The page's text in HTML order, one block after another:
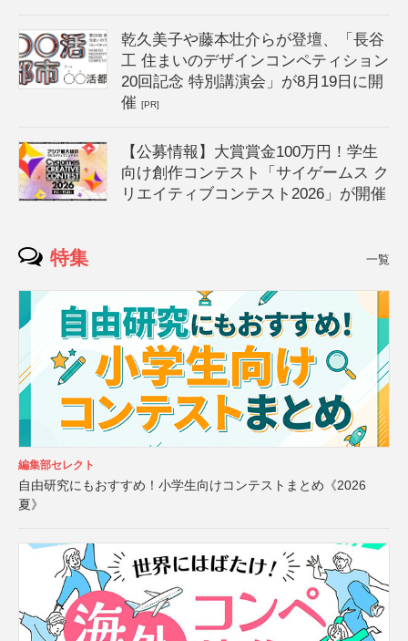
乾久美子や藤本壮介らが登壇、「長谷
工 住まいのデザインコンペティション
20回記念 特別講演会」が8月19日に開
催[PR]
【公募情報】大賞賞金100万円！学生
向け創作コンテスト「サイゲームス ク
リエイティブコンテスト2026」が開催
特集 一覧
編集部セレクト
自由研究にもおすすめ！小学生向けコンテストまとめ《2026
夏》